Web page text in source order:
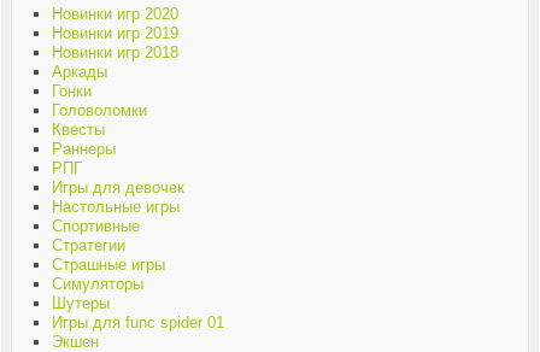
Новинки игр 2020
Новинки игр 2019
Новинки игр 2018
Аркады
Гонки
Головоломки
Квесты
Раннеры
РПГ
Игры для девочек
Настольные игры
Спортивные
Стратегии
Страшные игры
Симуляторы
Шутеры
Игры для func spider 01
Экшен